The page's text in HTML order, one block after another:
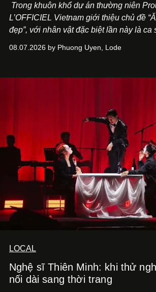
Trong khuôn khổ dự án thường niên
L’OFFICIEL Vietnam giới thiệu chủ đề
đẹp”, với nhân vật đặc biệt lần này là ca
Cà Phê Cà Pháo mang dấu ấn
08.07.2026 by Phuong Uyen, Lode
LOCAL
Nghệ sĩ Thiên Minh: khi thử
nối dài sang thời trang